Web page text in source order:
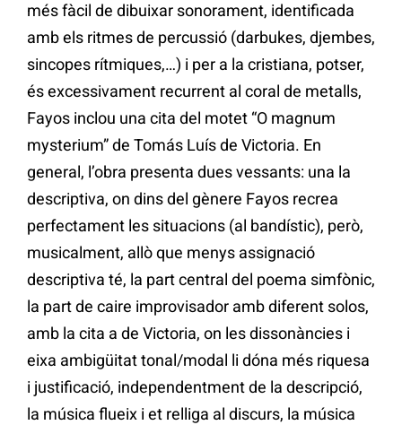
més fàcil de dibuixar sonorament, identificada
amb els ritmes de percussió (darbukes, djembes,
sincopes rítmiques,…) i per a la cristiana, potser,
és excessivament recurrent al coral de metalls,
Fayos inclou una cita del motet “O magnum
mysterium” de Tomás Luís de Victoria. En
general, l’obra presenta dues vessants: una la
descriptiva, on dins del gènere Fayos recrea
perfectament les situacions (al bandístic), però,
musicalment, allò que menys assignació
descriptiva té, la part central del poema simfònic,
la part de caire improvisador amb diferent solos,
amb la cita a de Victoria, on les dissonàncies i
eixa ambigüitat tonal/modal li dóna més riquesa
i justificació, independentment de la descripció,
la música flueix i et relliga al discurs, la música